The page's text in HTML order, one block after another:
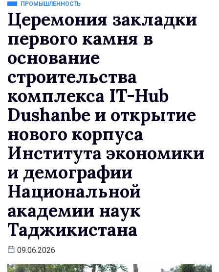
ПРОМЫШЛЕННОСТЬ
Церемония закладки
первого камня в
основание
строительства
комплекса IT-Hub
Dushanbe и открытие
нового корпуса
Института экономики
и демографии
Национальной
академии наук
Таджикистана
09.06.2026